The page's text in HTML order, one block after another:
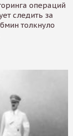
операций
следить за
толкнуло